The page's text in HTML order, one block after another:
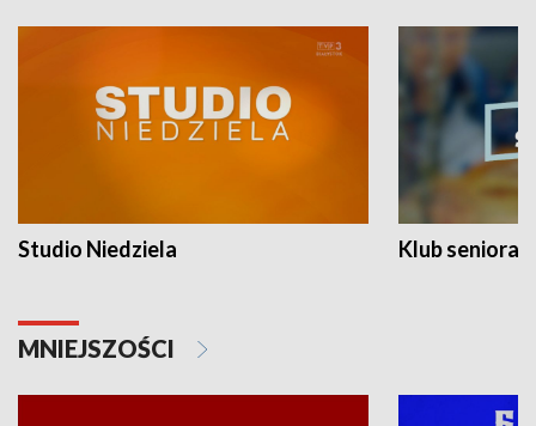
Studio Niedziela Klub seniora
MNIEJSZOŚCI